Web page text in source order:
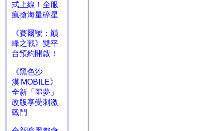
式上線！全服
瘋搶海量碎星
《賽爾號：巔
峰之戰》雙平
台預約開啟！
《黑色沙
漠 MOBILE》
全新「噩夢」
改版享受刺激
戰鬥